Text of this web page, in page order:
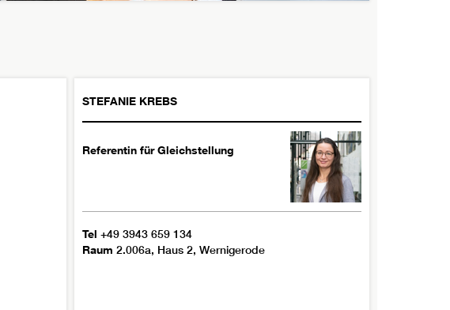
STEFANIE KREBS
Referentin für Gleichstellung
Tel +49 3943 659 134
Raum 2.006a, Haus 2, Wernigerode